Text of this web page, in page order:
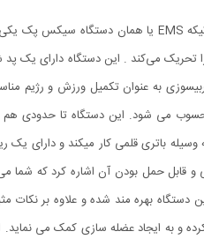
می‌کند . این دستگاه دارای یک پد
به عنوان تکمیل ورزش و رژیم مناسب
باتری قلمی کار میکند و دارای